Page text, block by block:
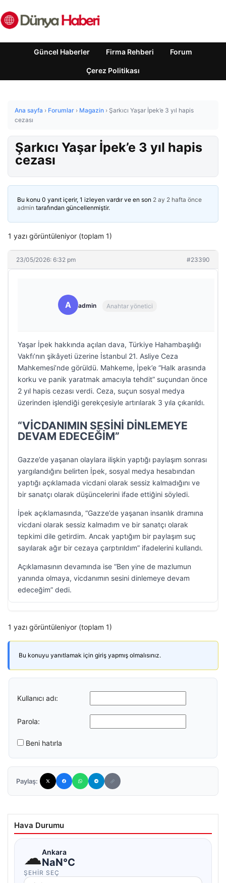
Güncel Haberler Firma Rehberi Forum
Çerez Politikası
Ana sayfa › Forumlar › Magazin › Şarkıcı Yaşar İpek’e 3 yıl hapis
cezası
Şarkıcı Yaşar İpek’e 3 yıl hapis
cezası
Bu konu 0 yanıt içerir, 1 izleyen vardır ve en son 2 ay 2 hafta önce
admin tarafından güncellenmiştir.
1 yazı görüntüleniyor (toplam 1)
23/05/2026: 6:32 pm #23390
A admin Anahtar yönetici
Yaşar İpek hakkında açılan dava, Türkiye Hahambaşılığı
Vakfı’nın şikâyeti üzerine İstanbul 21. Asliye Ceza
Mahkemesi’nde görüldü. Mahkeme, İpek’e “Halk arasında
korku ve panik yaratmak amacıyla tehdit” suçundan önce
2 yıl hapis cezası verdi. Ceza, suçun sosyal medya
üzerinden işlendiği gerekçesiyle artırılarak 3 yıla çıkarıldı.
“VİCDANIMIN SESİNİ DİNLEMEYE
DEVAM EDECEĞİM”
Gazze’de yaşanan olaylara ilişkin yaptığı paylaşım sonrası
yargılandığını belirten İpek, sosyal medya hesabından
yaptığı açıklamada vicdani olarak sessiz kalmadığını ve
bir sanatçı olarak düşüncelerini ifade ettiğini söyledi.
İpek açıklamasında, “Gazze’de yaşanan insanlık dramına
vicdani olarak sessiz kalmadım ve bir sanatçı olarak
tepkimi dile getirdim. Ancak yaptığım bir paylaşım suç
sayılarak ağır bir cezaya çarptırıldım” ifadelerini kullandı.
Açıklamasının devamında ise “Ben yine de mazlumun
yanında olmaya, vicdanımın sesini dinlemeye devam
edeceğim” dedi.
1 yazı görüntüleniyor (toplam 1)
Bu konuyu yanıtlamak için giriş yapmış olmalısınız.
Kullanıcı adı:
Parola:
Beni hatırla
Paylaş:
Hava Durumu
☁Ankara
NaN°C
ŞEHIR SEÇ